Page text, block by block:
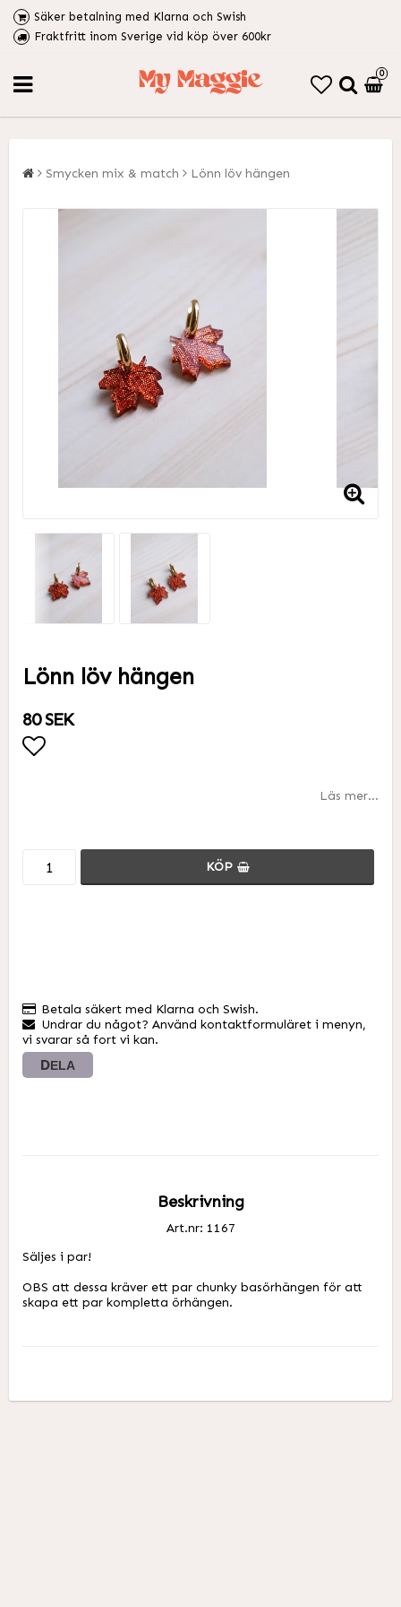
Säker betalning med Klarna och Swish
Fraktfritt inom Sverige vid köp över 600kr
0
Smycken mix & match Lönn löv hängen
Lönn löv hängen
80 SEK
Läs mer...
KÖP
Betala säkert med Klarna och Swish.
Undrar du något? Använd kontaktformuläret i menyn,
vi svarar så fort vi kan.
DELA
Beskrivning
Art.nr: 1167
Säljes i par!
OBS att dessa kräver ett par chunky basörhängen för att
skapa ett par kompletta örhängen.